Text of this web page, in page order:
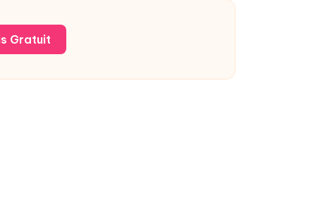
Gratuit